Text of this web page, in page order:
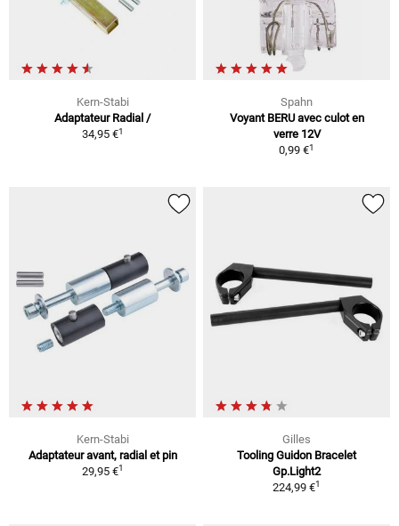
Kern-Stabi
Adaptateur Radial /
34,95 €1
Spahn
Voyant BERU avec culot en
verre 12V
0,99 €1
Kern-Stabi
Adaptateur avant, radial et pin
29,95 €1
Gilles
Tooling Guidon Bracelet
Gp.Light2
224,99 €1